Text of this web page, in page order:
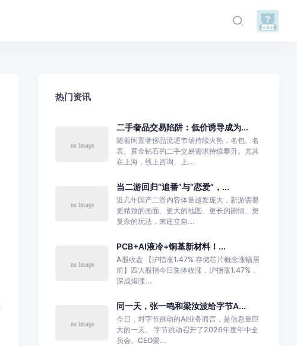
热门资讯
二手奢品交易陷阱：低价诱导成为...
随着闲置奢侈品流通市场持续火热，名包、名
表、黄金钻石的二手交易需求持续攀升。尤其
在上海，线上咨询、上...
当二游回归“追番”与“恋爱”，...
近几年国产二游内容体量越发庞大，新游需要
更精致的画面、更大的地图、更长的剧情、更
复杂的玩法，来建立自...
PCB+AI液冷+铜基新材料！...
A股收盘 【沪指涨1.47% 存储芯片概念涨幅居
前】四大股指今日集体收涨，沪指涨1.47%，
深成指涨...
同一天，张一鸣和梁汝波给字节A...
今日，对字节跳动的AI业务而言，是信息量巨
大的一天。 字节跳动召开了2026年度年中全
员会。CEO梁...